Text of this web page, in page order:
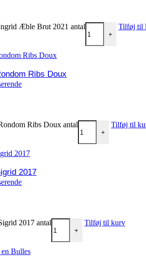
Æble Brut 2021 antal
+
Tilføj til
Ribs Doux
Ribs Doux antal
+
Tilføj til
2017
2017 antal
+
Tilføj til kurv